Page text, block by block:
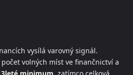
vysílá varovný signál.
volných míst ve finančnictví a